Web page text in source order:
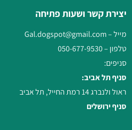
יצירת קשר ושעות פתיחה
מייל –Gal.dogspot@gmail.com
טלפון –050-677-9530
סניפים:
סניף תל אביב:
ראול ולנברג 14 רמת החייל, תל אביב
סניף ירושלים